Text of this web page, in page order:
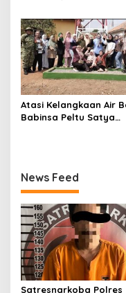
Peningkatan
Selam SAR Air
Atasi Kelangkaan Air
Babinsa Peltu Satya
News Feed
Satresnarkoba Polres